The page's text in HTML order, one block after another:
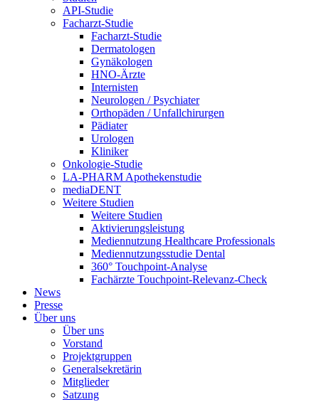
API-Studie
Facharzt-Studie
Facharzt-Studie
Dermatologen
Gynäkologen
HNO-Ärzte
Internisten
Neurologen / Psychiater
Orthopäden / Unfallchirurgen
Pädiater
Urologen
Kliniker
Onkologie-Studie
LA-PHARM Apothekenstudie
mediaDENT
Weitere Studien
Weitere Studien
Aktivierungsleistung
Mediennutzung Healthcare Professionals
Mediennutzungsstudie Dental
360° Touchpoint-Analyse
Fachärzte Touchpoint-Relevanz-Check
News
Presse
Über uns
Über uns
Vorstand
Projektgruppen
Generalsekretärin
Mitglieder
Satzung